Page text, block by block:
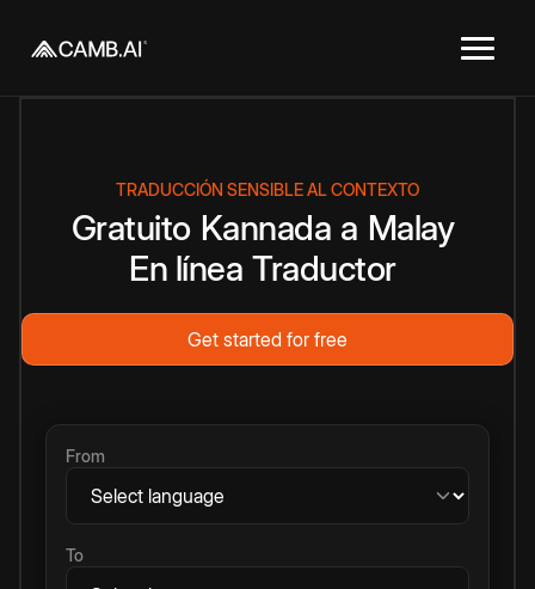
TRADUCCIÓN SENSIBLE AL CONTEXTO
Gratuito Kannada a Malay
En línea Traductor
Get started for free
From
To